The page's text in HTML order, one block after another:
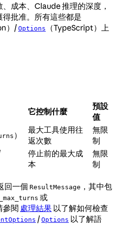
成本、Claude 推理的深度，
批准。所有這些都是
）/ Options
（TypeScript）上
它控制什麼
預設
值
）
最大工具使用往
返次數
無限
制
停止前的最大成
本
無限
制
回一個 ResultMessage ，其中包
或
參閱 處理結果 以了解如何檢查
/ Options 以了解語